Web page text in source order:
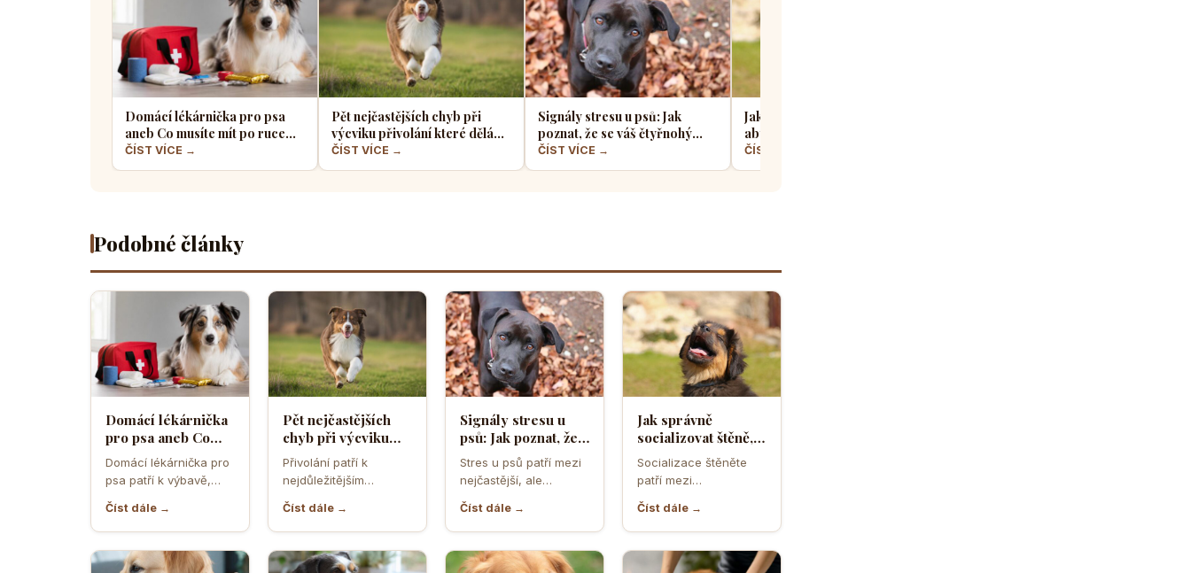
Domácí lékárnička pro psa
aneb Co musíte mít po ruce
pro případ nouze
ČÍST VÍCE →
Pět nejčastějších chyb při
výcviku přivolání které dělá
většina pejskařů
ČÍST VÍCE →
Signály stresu u psů: Jak
poznat, že se váš čtyřnohý
přítel necítí komfortně
ČÍST VÍCE →
Jak správně socializovat štěně,
aby z něj vyrostl sebevědomý
a klidný pes
ČÍST VÍCE →
Podobné články
Domácí lékárnička
pro psa aneb Co
musíte mít po ruce
pro případ nouze
Domácí lékárnička pro
psa patří k výbavě,
rozhodující chvíli
ušetřit čas,…
Číst dále →
Pět nejčastějších
chyb při výcviku
přivolání které dělá
většina pejskařů
Přivolání patří k
nejdůležitějším
protože rozhoduje o
bezpečí, pohodě i o
tom,…
Číst dále →
Signály stresu u
psů: Jak poznat, že
se váš čtyřnohý
přítel necítí
komfortně
Stres u psů patří mezi
nejčastější, ale
nejpodceňovanější
problémy každodenní
péče. Může se…
Číst dále →
Jak správně
socializovat štěně,
aby z něj vyrostl
sebevědomý a
klidný pes
Socializace štěněte
patří mezi
prvních měsíců života.
Právě v tomto období
se…
Číst dále →